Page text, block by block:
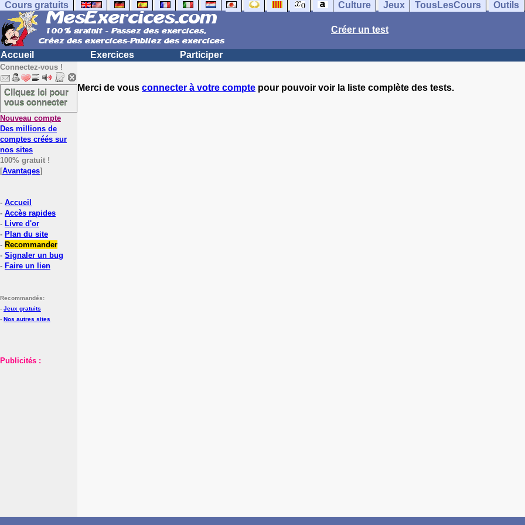
Cours gratuits Culture Jeux TousLesCours Outils
Créer un test
Accueil Exercices Participer
Connectez-vous !
Cliquez ici pour
vous connecter
Nouveau compte
Des millions de
comptes créés sur
nos sites
100% gratuit !
[Avantages]
- Accueil
- Accès rapides
- Livre d'or
- Plan du site
- Recommander
- Signaler un bug
- Faire un lien
Recommandés:
- Jeux gratuits
- Nos autres sites
Publicités :
Merci de vous connecter à votre compte pour pouvoir voir la liste complète des tests.